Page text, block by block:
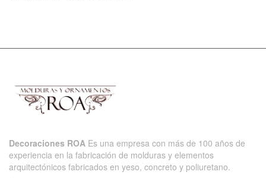
Decoraciones ROA Es una empresa con más de 100 años de
experiencia en la fabricación de molduras y elementos
arquitectónicos fabricados en yeso, concreto y poliuretano.